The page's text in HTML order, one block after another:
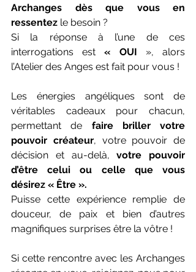
Archanges dès que vous en
ressentez le besoin ?
Si la réponse à l’une de ces
interrogations est « OUI », alors
l’Atelier des Anges est fait pour vous !
Les énergies angéliques sont de
véritables cadeaux pour chacun,
permettant de faire briller votre
pouvoir créateur, votre pouvoir de
décision et au-delà, votre pouvoir
d’être celui ou celle que vous
désirez « Être ».
Puisse cette expérience remplie de
douceur, de paix et bien d’autres
magnifiques surprises être la vôtre !
Si cette rencontre avec les Archanges